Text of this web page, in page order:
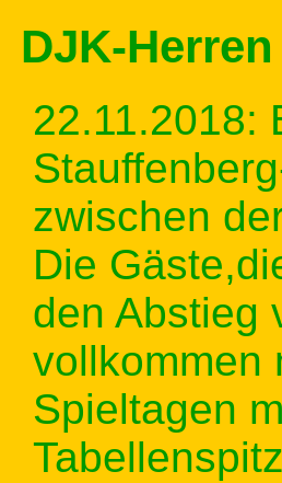
DJK-
22.11.2018:
zwischen
Die
den Abstieg
vollkommen
Spieltagen